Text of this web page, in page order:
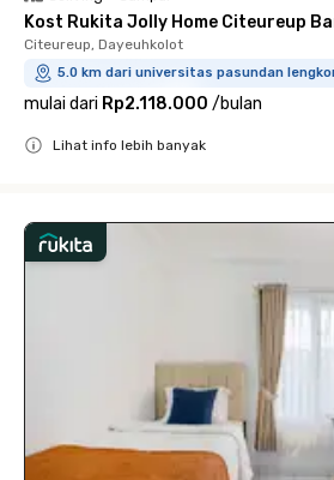
Kost Rukita Jolly Home Citeureup
Citeureup, Dayeuhkolot
5.0 km dari universitas pasundan
mulai dari Rp2.118.000 /bulan
Lihat info lebih banyak